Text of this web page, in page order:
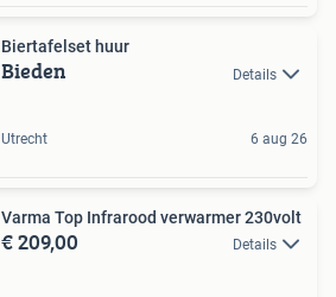
Biertafelset huur
Bieden Details
Utrecht 6 aug 26
Varma Top Infrarood verwarmer 230volt
€ 209,00 Details